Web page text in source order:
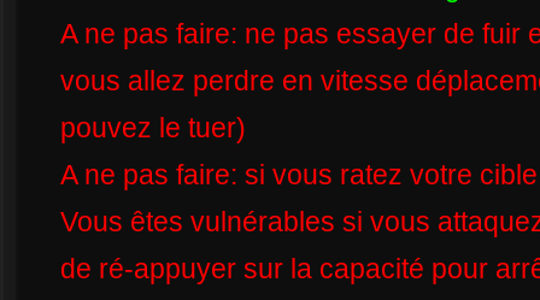
A ne pas faire: ne pas essayer de fuir
vous allez perdre en vitesse
pouvez le tuer)
A ne pas faire: si vous ratez votre
Vous êtes vulnérables si vous
de ré-appuyer sur la capacité pour